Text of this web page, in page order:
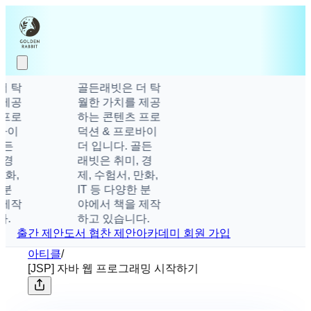
,
골든래빗은 더 탁
월한 가치를 제공
하는 콘텐츠 프로
덕션 & 프로바이
더 입니다. 골든
래빗은 취미, 경
제, 수험서, 만화,
IT 등 다양한 분
야에서 책을 제작
하고 있습니다.
출간 제안도서 협찬 제안아카데미 회원 가입
아티클/
[JSP] 자바 웹 프로그래밍 시작하기